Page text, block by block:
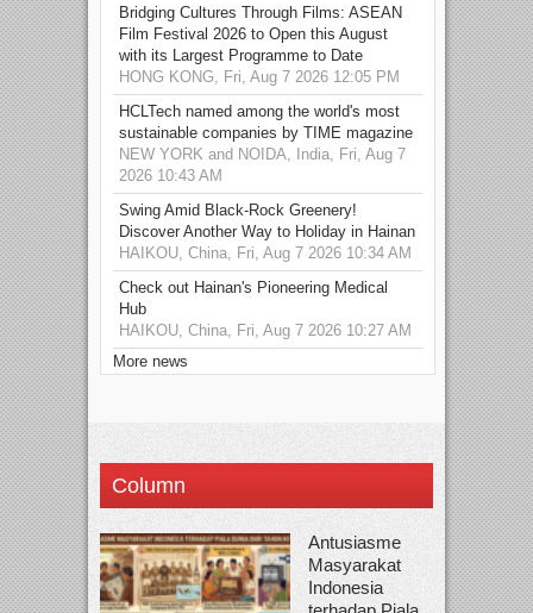
Bridging Cultures Through Films: ASEAN
Film Festival 2026 to Open this August
with its Largest Programme to Date
HONG KONG, Fri, Aug 7 2026 12:05 PM
HCLTech named among the world's most
sustainable companies by TIME magazine
NEW YORK and NOIDA, India, Fri, Aug 7
2026 10:43 AM
Swing Amid Black‑Rock Greenery!
Discover Another Way to Holiday in Hainan
HAIKOU, China, Fri, Aug 7 2026 10:34 AM
Check out Hainan's Pioneering Medical
Hub
HAIKOU, China, Fri, Aug 7 2026 10:27 AM
More news
Column
Antusiasme
Masyarakat
Indonesia